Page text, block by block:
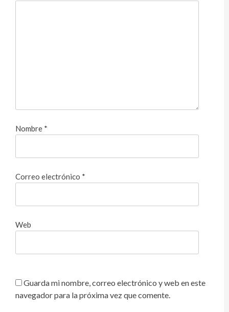
Nombre *
Correo electrónico *
Web
Guarda mi nombre, correo electrónico y web en este
navegador para la próxima vez que comente.